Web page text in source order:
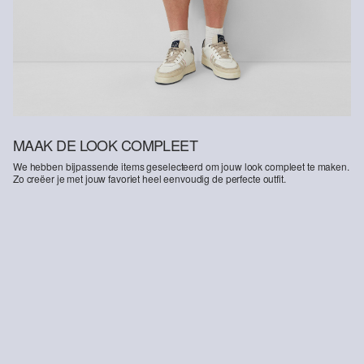
MAAK DE LOOK COMPLEET
We hebben bijpassende items geselecteerd om jouw look compleet te maken.
Zo creëer je met jouw favoriet heel eenvoudig de perfecte outfit.